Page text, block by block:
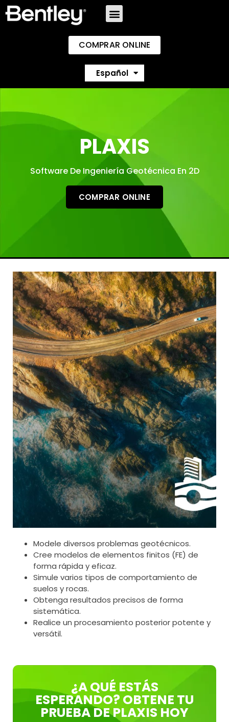
COMPRAR ONLINE
Español
English
Português
PLAXIS
Software De Ingeniería Geotécnica En 2D
COMPRAR ONLINE
Modele diversos problemas geotécnicos.
Cree modelos de elementos finitos (FE) de
forma rápida y eficaz.
Simule varios tipos de comportamiento de
suelos y rocas.
Obtenga resultados precisos de forma
sistemática.
Realice un procesamiento posterior potente y
versátil.
¿A QUÉ ESTÁS
ESPERANDO? OBTENE TU
PRUEBA DE PLAXIS HOY